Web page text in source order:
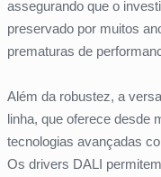
assegurando que o
preservado por muitos
prematuras de
Além da robustez, a
linha, que oferece desde
tecnologias avançadas
Os drivers DALI